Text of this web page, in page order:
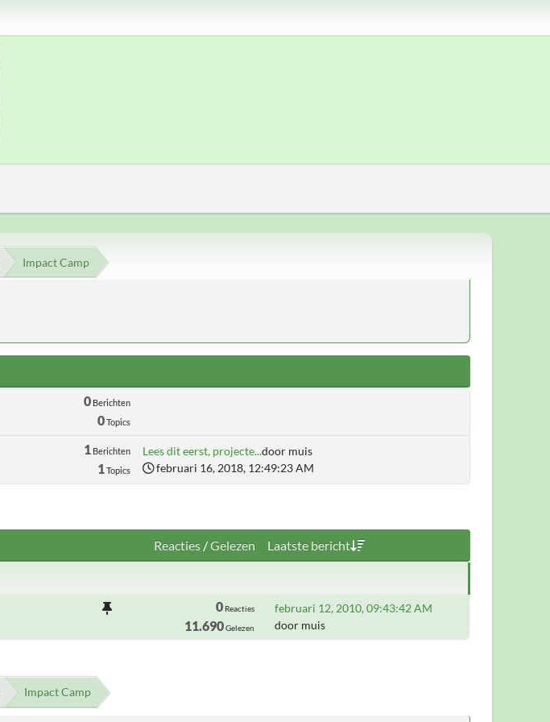
Impact Camp
0Berichten
0Topics
1Berichten
1Topics
Lees dit eerst, projecte...door muis
februari 16, 2018, 12:49:23 AM
Reacties/Gelezen Laatste bericht
0Reacties
11.690Gelezen
februari 12, 2010, 09:43:42 AM
door muis
Impact Camp